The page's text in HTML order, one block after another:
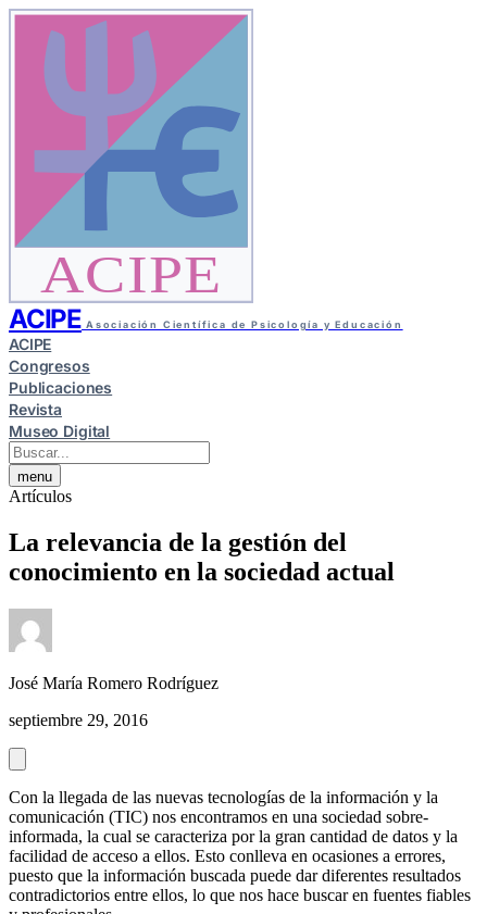
ACIPE
ACIPE Asociación Científica de Psicología y Educación
ACIPE
Congresos
Publicaciones
Revista
Museo Digital
menu
Artículos
La relevancia de la gestión del
conocimiento en la sociedad actual
José María Romero Rodríguez
septiembre 29, 2016
Con la llegada de las nuevas tecnologías de la información y la
comunicación (TIC) nos encontramos en una sociedad sobre-
informada, la cual se caracteriza por la gran cantidad de datos y la
facilidad de acceso a ellos. Esto conlleva en ocasiones a errores,
puesto que la información buscada puede dar diferentes resultados
contradictorios entre ellos, lo que nos hace buscar en fuentes fiables